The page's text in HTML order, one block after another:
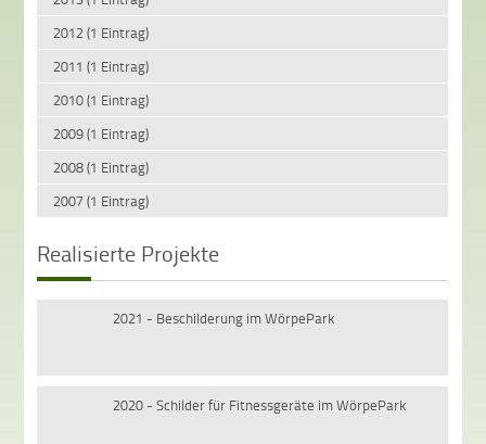
2012 (1 Eintrag)
2011 (1 Eintrag)
2010 (1 Eintrag)
2009 (1 Eintrag)
2008 (1 Eintrag)
2007 (1 Eintrag)
Realisierte Projekte
2021 - Beschilderung im WörpePark
2020 - Schilder für Fitnessgeräte im WörpePark